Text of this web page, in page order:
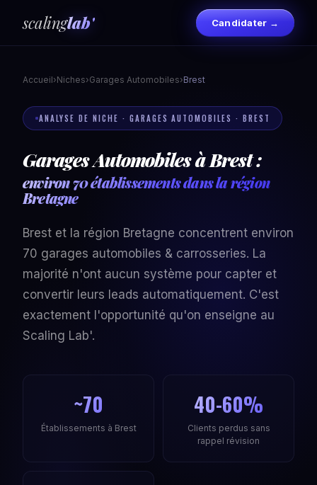
scalinglab' Candidater →
Accueil›Niches›Garages Automobiles›Brest
ANALYSE DE NICHE · GARAGES AUTOMOBILES · BREST
Garages Automobiles à Brest :
environ 70 établissements dans la région
Bretagne
Brest et la région Bretagne concentrent environ
70 garages automobiles & carrosseries. La
majorité n'ont aucun système pour capter et
convertir leurs leads automatiquement. C'est
exactement l'opportunité qu'on enseigne au
Scaling Lab'.
~70
Établissements à Brest
40-60%
Clients perdus sans
rappel révision